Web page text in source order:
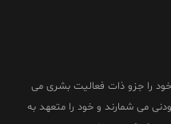
خود را جزو ذات فعالیت بشری می
می شمارند و خود را متعهد به